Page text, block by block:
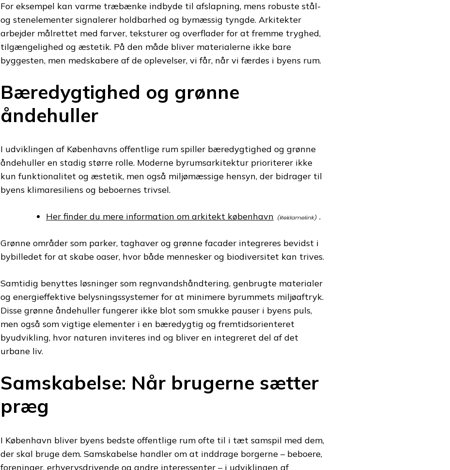
For eksempel kan varme træbænke indbyde til afslapning, mens robuste stål-
og stenelementer signalerer holdbarhed og bymæssig tyngde. Arkitekter
arbejder målrettet med farver, teksturer og overflader for at fremme tryghed,
tilgængelighed og æstetik. På den måde bliver materialerne ikke bare
byggesten, men medskabere af de oplevelser, vi får, når vi færdes i byens rum.
Bæredygtighed og grønne
åndehuller
I udviklingen af Københavns offentlige rum spiller bæredygtighed og grønne
åndehuller en stadig større rolle. Moderne byrumsarkitektur prioriterer ikke
kun funktionalitet og æstetik, men også miljømæssige hensyn, der bidrager til
byens klimaresiliens og beboernes trivsel.
Her finder du mere information om arkitekt københavn .
Grønne områder som parker, taghaver og grønne facader integreres bevidst i
bybilledet for at skabe oaser, hvor både mennesker og biodiversitet kan trives.
Samtidig benyttes løsninger som regnvandshåndtering, genbrugte materialer
og energieffektive belysningssystemer for at minimere byrummets miljøaftryk.
Disse grønne åndehuller fungerer ikke blot som smukke pauser i byens puls,
men også som vigtige elementer i en bæredygtig og fremtidsorienteret
byudvikling, hvor naturen inviteres ind og bliver en integreret del af det
urbane liv.
Samskabelse: Når brugerne sætter
præg
I København bliver byens bedste offentlige rum ofte til i tæt samspil med dem,
der skal bruge dem. Samskabelse handler om at inddrage borgerne – beboere,
foreninger, erhvervsdrivende og andre interessenter – i udviklingen af